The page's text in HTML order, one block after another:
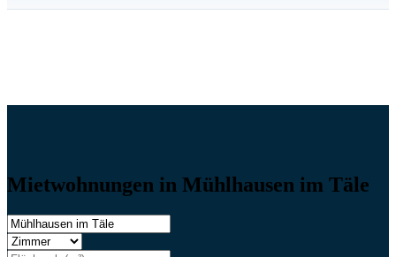
Mietwohnungen in Mühlhausen im Täle